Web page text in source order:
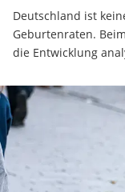
Deutschland ist
Geburtenraten.
die Entwicklung